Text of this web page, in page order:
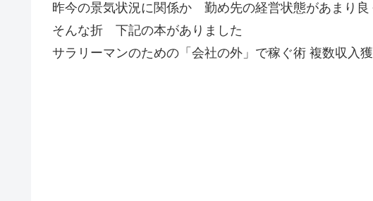
昨今の景気状況に関係か 勤め先の経営状態があまり良
そんな折 下記の本がありました
サラリーマンのための「会社の外」で稼ぐ術 複数収入